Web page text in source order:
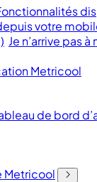
votre
Je n’arrive pas
Metricool
de bord
Metricool